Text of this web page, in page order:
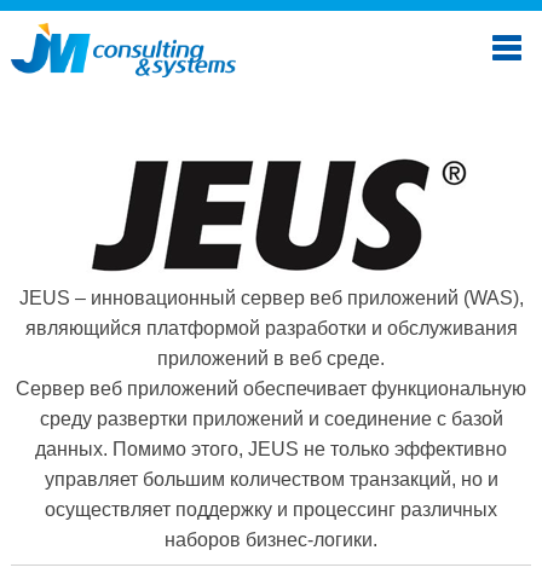
JEUS – инновационный сервер веб приложений (WAS),
являющийся платформой разработки и обслуживания
приложений в веб среде.
Сервер веб приложений обеспечивает функциональную
среду развертки приложений и соединение с базой
данных. Помимо этого, JEUS не только эффективно
управляет большим количеством транзакций, но и
осуществляет поддержку и процессинг различных
наборов бизнес-логики.